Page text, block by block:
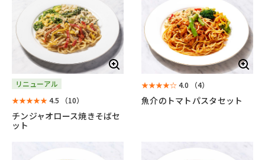
リニューアル
★★★★★4.5 （10）
チンジャオロース焼きそばセ
ット
★★★★☆4.0 （4）
魚介のトマトパスタセット